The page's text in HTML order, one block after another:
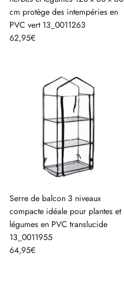
cm protège des intempéries en
PVC vert 13_0011263
62,95€
Serre de balcon 3 niveaux
compacte idéale pour plantes et
légumes en PVC translucide
13_0011955
64,95€